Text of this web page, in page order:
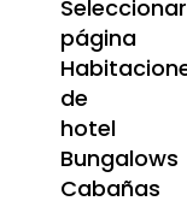
Seleccionar
página
de
hotel
Bungalows
Cabañas